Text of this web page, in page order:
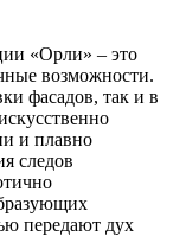
«Орли» – это
возможности.
фасадов, так и в
и плавно
следов
передают дух